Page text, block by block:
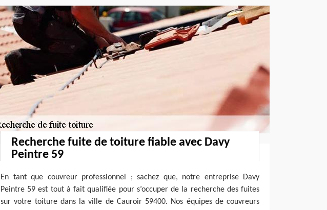
Recherche fuite de toiture fiable avec Davy
Peintre 59
En tant que couvreur professionnel ; sachez que, notre entreprise Davy
Peintre 59 est tout à fait qualifiée pour s’occuper de la recherche des fuites
sur votre toiture dans la ville de Cauroir 59400. Nos équipes de couvreurs